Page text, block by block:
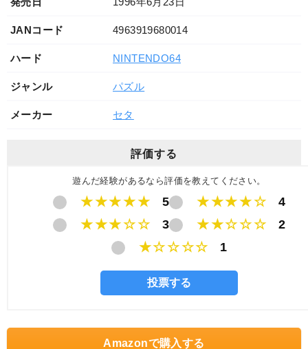
JANコード 4963919680014
ハード NINTENDO64
ジャンル パズル
メーカー セタ
評価する
遊んだ経験があるなら評価を教えてください。
★★★★★ 5 ★★★★☆
4
★★★☆☆
3 ★★☆☆☆
2
★☆☆☆☆
1
Amazonで購入する